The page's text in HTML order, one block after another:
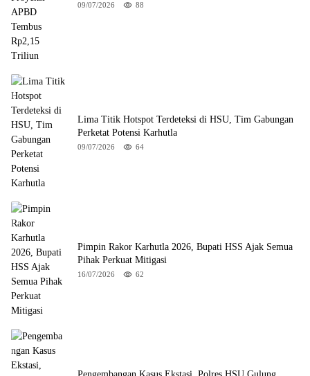
09/07/2026 88
Lima Titik Hotspot Terdeteksi di HSU, Tim Gabungan
Perketat Potensi Karhutla
09/07/2026 64
Pimpin Rakor Karhutla 2026, Bupati HSS Ajak Semua
Pihak Perkuat Mitigasi
16/07/2026 62